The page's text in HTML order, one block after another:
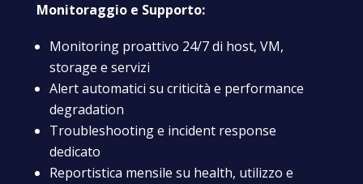
Monitoraggio e Supporto:
Monitoring proattivo 24/7 di host, VM,
storage e servizi
Alert automatici su criticità e performance
degradation
Troubleshooting e incident response
dedicato
Reportistica mensile su health, utilizzo e